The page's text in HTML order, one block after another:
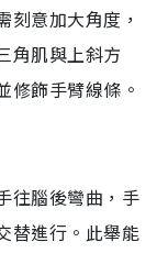
意加大角度，
角肌與上斜方
修飾手臂線條。
往腦後彎曲，手
替進行。此舉能